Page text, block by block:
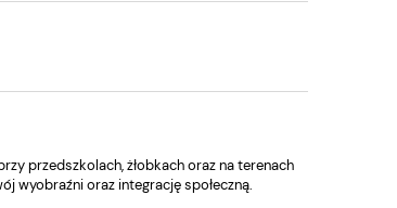
przedszkolach, żłobkach oraz na terenach
wyobraźni oraz integrację społeczną.